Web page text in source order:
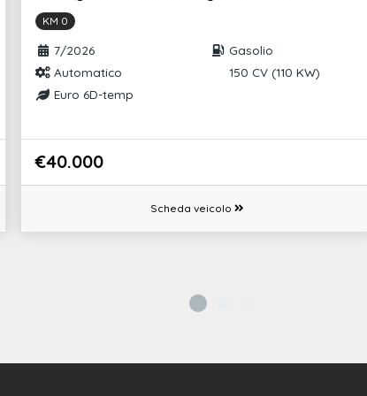
Audi phone box light
con presa
32
Cavo di alimentazione tipo e/f 10 a per
KM 0
7/2026
Gasolio
Automatico
150 CV (110 KW)
Euro 6D-temp
€40.000
Scheda veicolo